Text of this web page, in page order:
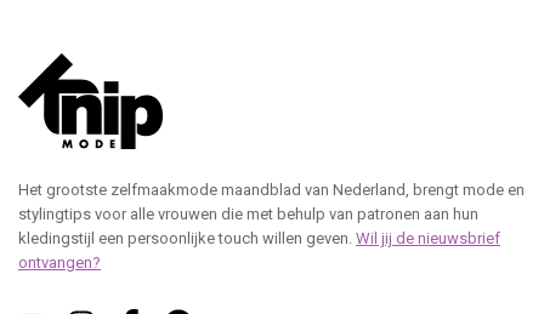
Het grootste zelfmaakmode maandblad van Nederland, brengt mode en
stylingtips voor alle vrouwen die met behulp van patronen aan hun
kledingstijl een persoonlijke touch willen geven. Wil jij de nieuwsbrief
ontvangen?